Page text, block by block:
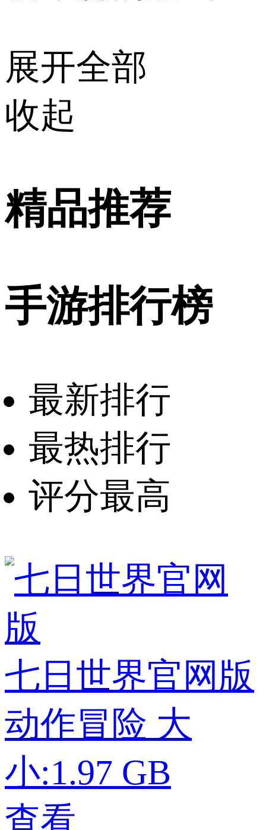
展开全部
收起
精品推荐
手游排行榜
最新排行
最热排行
评分最高
七日世界官网版
动作冒险 大
小:1.97 GB
查看